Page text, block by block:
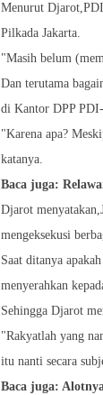
Menurut
Pilkada Jakarta.
"Masih belum
Dan terutama
di Kantor DPP
"Karena apa?
katanya.
Baca juga:
Djarot
mengeksekusi
Saat ditanya
menyerahkan
Sehingga Djarot
"Rakyatlah yang
itu nanti secara
Baca juga: